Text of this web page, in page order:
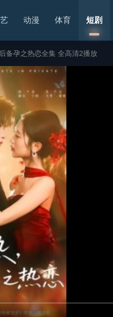
动漫 体育 短剧
备孕之热恋全集 全高清2播放